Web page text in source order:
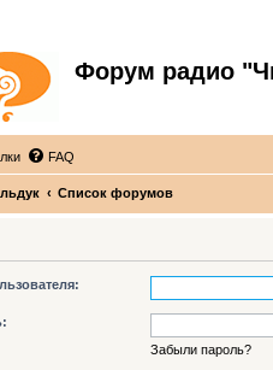
Форум радио
FAQ
Список форумов
Забыли пароль?